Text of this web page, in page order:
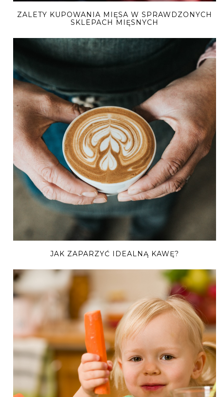
ZALETY KUPOWANIA MIĘSA W SPRAWDZONYCH
SKLEPACH MIĘSNYCH
JAK ZAPARZYĆ IDEALNĄ KAWĘ?